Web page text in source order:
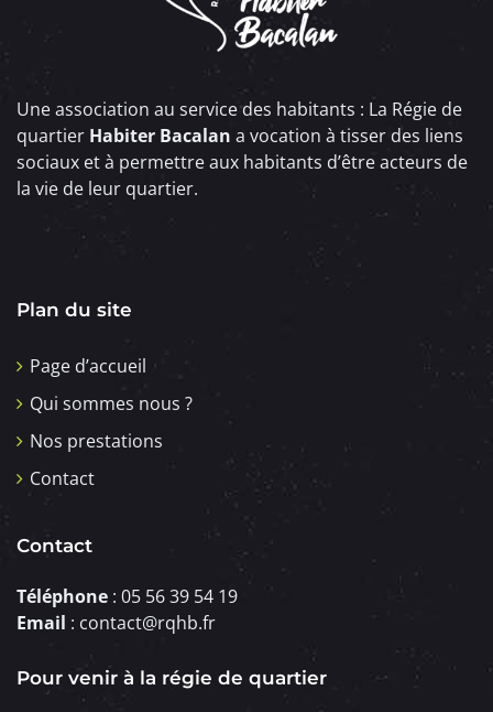
Une association au service des habitants : La Régie de
quartier Habiter Bacalan a vocation à tisser des liens
sociaux et à permettre aux habitants d’être acteurs de
la vie de leur quartier.
Plan du site
Page d’accueil
Qui sommes nous ?
Nos prestations
Contact
Contact
Téléphone : 05 56 39 54 19
Email : contact@rqhb.fr
Pour venir à la régie de quartier